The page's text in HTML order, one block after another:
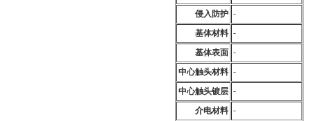
侵入防护 -
基体材料 -
基体表面 -
中心触头材料 -
中心触头镀层 -
介电材料 -